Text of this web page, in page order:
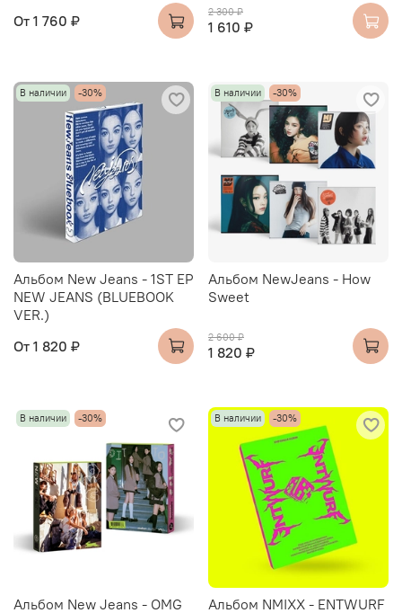
От 1 760 ₽ 2 300 ₽
1 610 ₽
В наличии -30%
Альбом New Jeans - 1ST EP
NEW JEANS (BLUEBOOK
VER.)
От 1 820 ₽
В наличии -30%
Альбом NewJeans - How
Sweet
2 600 ₽
1 820 ₽
В наличии -30%
Альбом New Jeans - OMG
В наличии -30%
Альбом NMIXX - ENTWURF